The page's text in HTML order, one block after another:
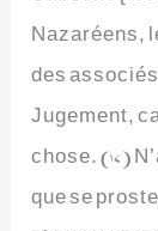
Nazaréens,
des
Jugement,
chose. (17)
que se